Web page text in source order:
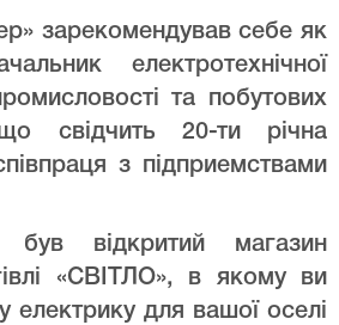
зарекомендував себе як
електротехнічної
та побутових
свідчить 20-ти річна
з підприемствами
відкритий магазин
«СВІТЛО», в якому ви
електрику для вашої оселі